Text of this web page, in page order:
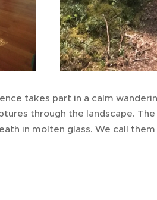
takes part in a calm
through the landscape.
in molten glass. We call